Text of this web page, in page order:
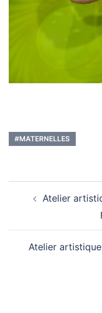
#MATERNELLES
d’article
Atelier
Atelier